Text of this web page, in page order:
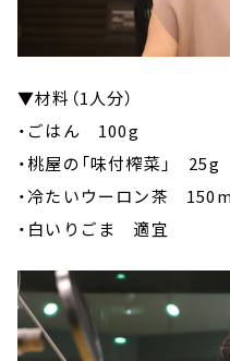
▼材料（1人分）
・ごはん 100g
・桃屋の「味付榨菜」 25g
・冷たいウーロン茶
・白いりごま 適宜